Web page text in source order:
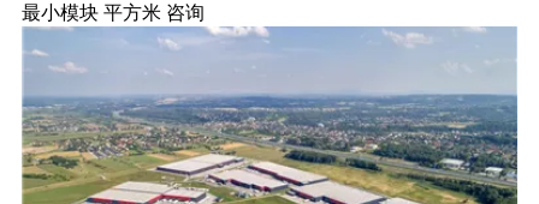
最小模块 平方米 咨询